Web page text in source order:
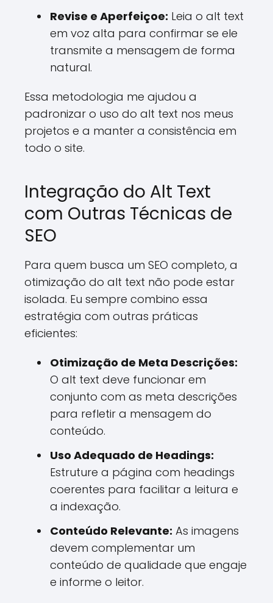
Revise e Aperfeiçoe: Leia o alt text
em voz alta para confirmar se ele
transmite a mensagem de forma
natural.
Essa metodologia me ajudou a
padronizar o uso do alt text nos meus
projetos e a manter a consistência em
todo o site.
Integração do Alt Text
com Outras Técnicas de
SEO
Para quem busca um SEO completo, a
otimização do alt text não pode estar
isolada. Eu sempre combino essa
estratégia com outras práticas
eficientes:
Otimização de Meta Descrições:
O alt text deve funcionar em
conjunto com as meta descrições
para refletir a mensagem do
conteúdo.
Uso Adequado de Headings:
Estruture a página com headings
coerentes para facilitar a leitura e
a indexação.
Conteúdo Relevante: As imagens
devem complementar um
conteúdo de qualidade que engaje
e informe o leitor.